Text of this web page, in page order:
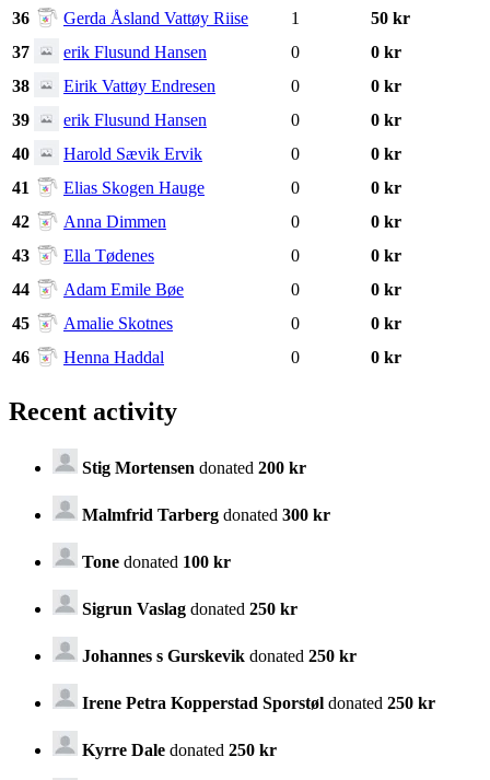
36 Gerda Åsland Vattøy Riise 1
50 kr
37
erik Flusund Hansen 0
0 kr
38
Eirik Vattøy Endresen 0
0 kr
39
erik Flusund Hansen 0
0 kr
40
Harold Sævik Ervik 0
0 kr
41
Elias Skogen Hauge 0
0 kr
42
Anna Dimmen 0
0 kr
43
Ella Tødenes 0
0 kr
44
Adam Emile Bøe 0
0 kr
45
Amalie Skotnes 0
0 kr
46
Henna Haddal 0 0 kr
Recent activity
Stig Mortensen donated 200 kr
Malmfrid Tarberg donated 300 kr
Tone donated 100 kr
Sigrun Vaslag donated 250 kr
Johannes s Gurskevik donated 250 kr
Irene Petra Kopperstad Sporstøl donated 250 kr
Kyrre Dale donated 250 kr